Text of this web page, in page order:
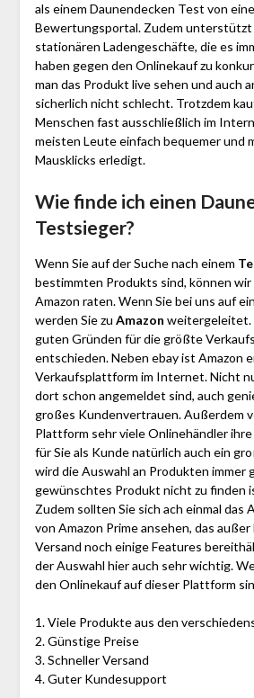
als einem Daunendecken Test von
Bewertungsportal. Zudem unterstützt
stationären Ladengeschäfte, die es
haben gegen den Onlinekauf zu
man das Produkt live sehen und auch
sicherlich nicht schlecht. Trotzdem
Menschen fast ausschließlich im
meisten Leute einfach bequemer und
Mausklicks erledigt.
Wie finde ich einen
Testsieger?
Wenn Sie auf der Suche nach einem
bestimmten Produkts sind, können wir
Amazon raten. Wenn Sie bei uns auf
werden Sie zu Amazon weitergeleitet.
guten Gründen für die größte
entschieden. Neben ebay ist Amazon
Verkaufsplattform im Internet. Nicht
dort schon angemeldet sind, auch
großes Kundenvertrauen. Außerdem
Plattform sehr viele Onlinehändler
für Sie als Kunde natürlich auch ein
wird die Auswahl an Produkten immer
gewünschtes Produkt nicht zu finden
Zudem sollten Sie sich ach einmal das
von Amazon Prime ansehen, das
Versand noch einige Features
der Auswahl hier auch sehr wichtig.
den Onlinekauf auf dieser Plattform
1. Viele Produkte aus den
2. Günstige Preise
3. Schneller Versand
4. Guter Kundesupport